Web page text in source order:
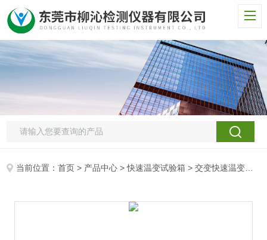
当前位置：首页 > 产品中心 >快速温变试验箱 >交变快速温变试验箱